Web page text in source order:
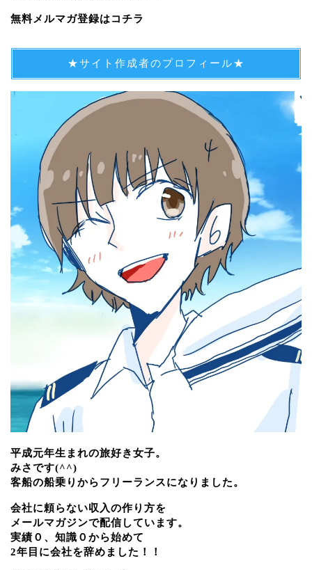
無料メルマガ登録はコチラ
★サイト作成者のプロフィール★
平成元年生まれの旅好き女子。
みさです(^^)
客船の船乗りからフリーランスになりました。
会社に頼らない収入の作り方を
メールマガジンで配信しています。
実績０、知識０から始めて
2年目に会社を辞めました！！